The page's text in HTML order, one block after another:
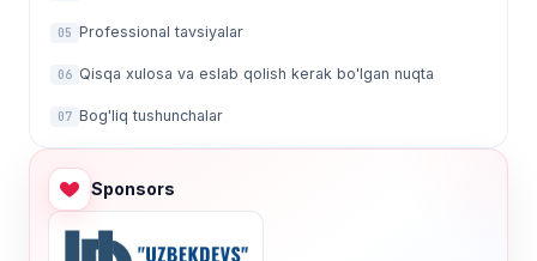
05 Professional tavsiyalar
06 Qisqa xulosa va eslab qolish kerak bo'lgan nuqta
07 Bog'liq tushunchalar
Sponsors